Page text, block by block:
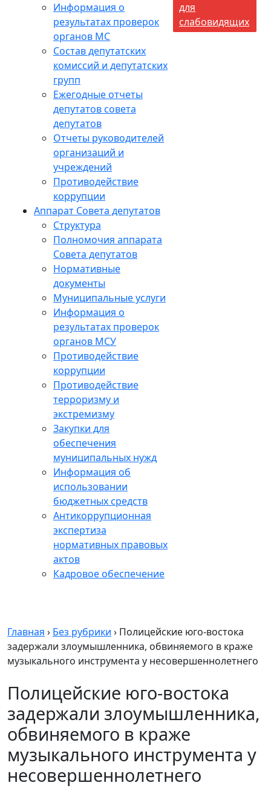
Информация о
результатах проверок
органов МС
Состав депутатских
комиссий и депутатских
групп
Ежегодные отчеты
депутатов совета
депутатов
Отчеты руководителей
организаций и
учреждений
Противодействие
коррупции
Аппарат Совета депутатов
Структура
Полномочия аппарата
Совета депутатов
Нормативные
документы
Муниципальные услуги
Информация о
результатах проверок
органов МСУ
Противодействие
коррупции
Противодействие
терроризму и
экстремизму
Закупки для
обеспечения
муниципальных нужд
Информация об
использовании
бюджетных средств
Антикоррупционная
экспертиза
нормативных правовых
актов
Кадровое обеспечение
для
слабовидящих
Главная › Без рубрики › Полицейские юго-востока
задержали злоумышленника, обвиняемого в краже
музыкального инструмента у несовершеннолетнего
Полицейские юго-востока
задержали злоумышленника,
обвиняемого в краже
музыкального инструмента у
несовершеннолетнего